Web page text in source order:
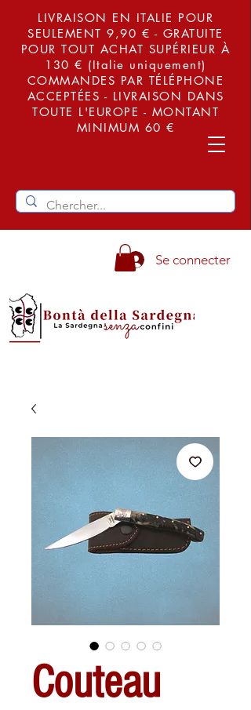
LIVRAISON EN ITALIE POUR
SEULEMENT 9,90 € - GRATUITE
POUR TOUT ACHAT SUPÉRIEUR À
130 € (Italie uniquement)
COMMANDES PAR TÉLÉPHONE
ACCEPTÉES - LIVRAISON DANS
TOUTE L'EUROPE - MONTANT
MINIMUM 60 €
Se connecter
Couteau